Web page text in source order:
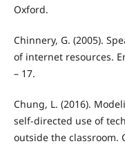
Oxford.
Chinnery, G. (2005).
of internet resources.
– 17.
Chung, L. (2016).
self-directed use of
outside the classroom.